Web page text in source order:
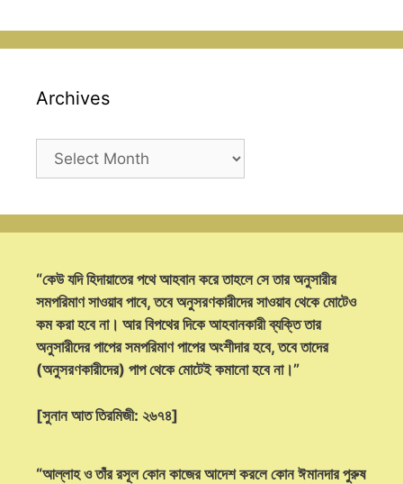
Archives
Archives
“কেউ যদি হিদায়াতের পথে আহবান করে তাহলে সে তার অনুসারীর
সমপরিমাণ সাওয়াব পাবে, তবে অনুসরণকারীদের সাওয়াব থেকে মোটেও
কম করা হবে না। আর বিপথের দিকে আহবানকারী ব্যক্তি তার
অনুসারীদের পাপের সমপরিমাণ পাপের অংশীদার হবে, তবে তাদের
(অনুসরণকারীদের) পাপ থেকে মোটেই কমানো হবে না।”
[সুনান আত তিরমিজী: ২৬৭৪]
“আল্লাহ ও তাঁর রসূল কোন কাজের আদেশ করলে কোন ঈমানদার পুরুষ